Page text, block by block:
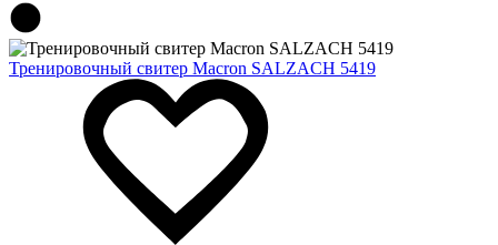
Тренировочный свитер Macron SALZACH 5419